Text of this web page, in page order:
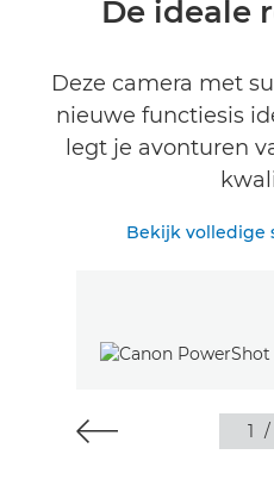
Reviews
De ideale
Deze camera met
nieuwe functiesis
legt je avonturen
Bekijk volledige
1 /